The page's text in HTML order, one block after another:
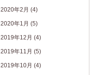
2020年2月 (4)
2020年1月 (5)
2019年12月 (4)
2019年11月 (5)
2019年10月 (4)